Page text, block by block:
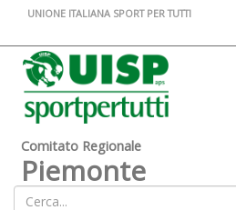
UNIONE ITALIANA SPORT PER TUTTI
Comitato Regionale
Piemonte